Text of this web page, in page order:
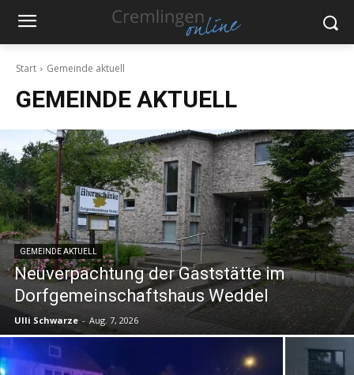
Start Gemeinde aktuell
GEMEINDE AKTUELL
GEMEINDE AKTUELL
Neuverpachtung der Gaststätte im
Dorfgemeinschaftshaus Weddel
Ulli Schwarze - Aug. 7, 2026